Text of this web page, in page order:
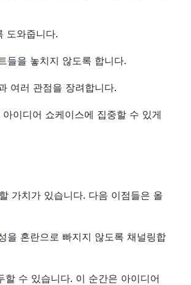
도와줍니다.
들을 놓치지 않도록 합니다.
여러 관점을 장려합니다.
이디어 쇼케이스에 집중할 수 있게
가치가 있습니다. 다음 이점들은 올
을 혼란으로 빠지지 않도록 채널링합
수 있습니다. 이 순간은 아이디어